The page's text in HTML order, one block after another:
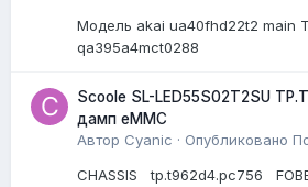
Модель akai ua40fhd22t2 main
qa395a4mct0288
Scoole SL-LED55S02T2SU
дамп eMMC
Автор Cyanic · Опубликовано
CHASSIS tp.t962d4.pc756